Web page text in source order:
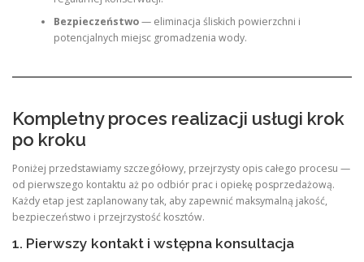
Bezpieczeństwo— eliminacja śliskich powierzchni i
potencjalnych miejsc gromadzenia wody.
Kompletny proces realizacji usługi krok
po kroku
Poniżej przedstawiamy szczegółowy, przejrzysty opis całego procesu —
od pierwszego kontaktu aż po odbiór prac i opiekę posprzedażową.
Każdy etap jest zaplanowany tak, aby zapewnić maksymalną jakość,
bezpieczeństwo i przejrzystość kosztów.
1. Pierwszy kontakt i wstępna konsultacja